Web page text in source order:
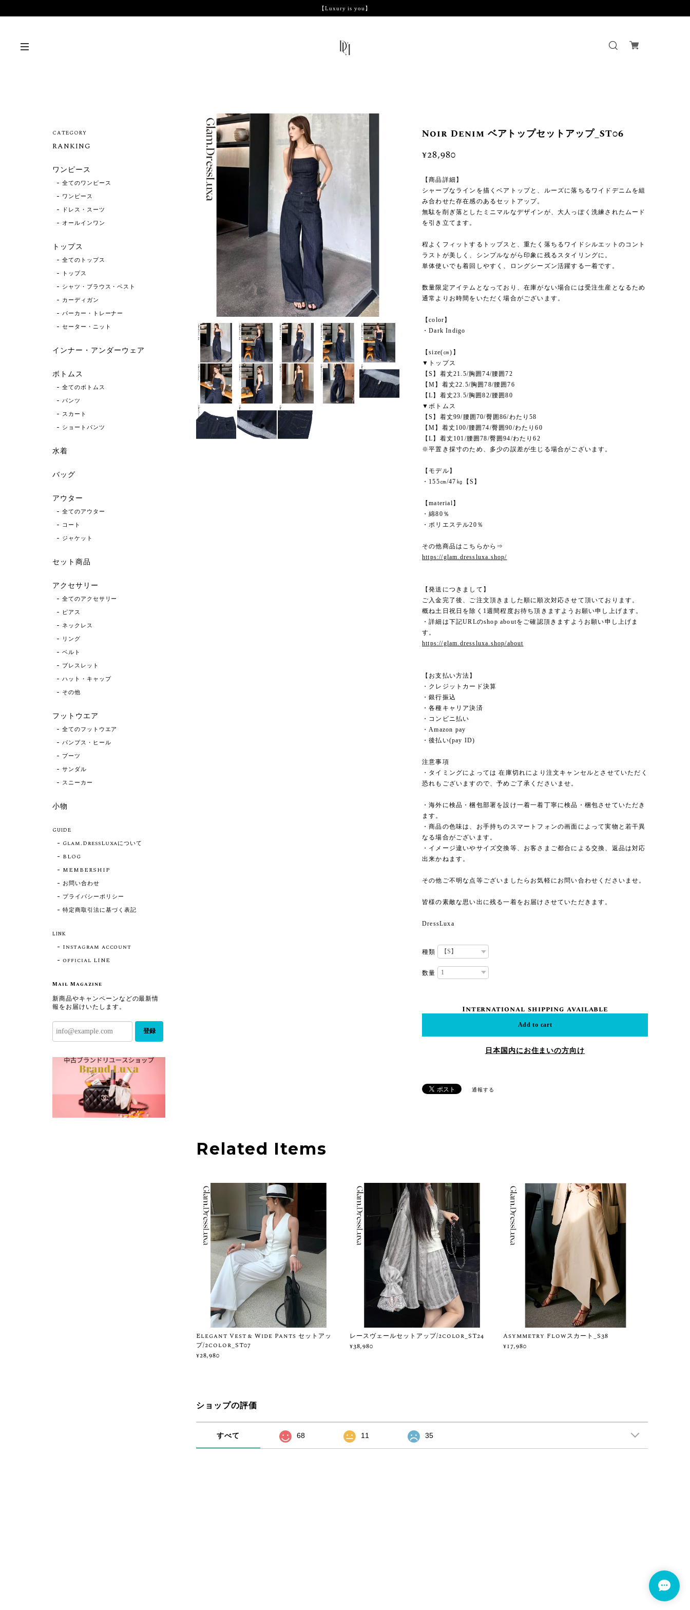
【Luxury is you】
Noir Denim ベアトップセットアップ_ST06
¥28,980
【商品詳細】
シャープなラインを描くベアトップと、ルーズに落ちるワイドデニムを組
み合わせた存在感のあるセットアップ。
無駄を削ぎ落としたミニマルなデザインが、大人っぽく洗練されたムード
を引き立てます。
程よくフィットするトップスと、重たく落ちるワイドシルエットのコント
ラストが美しく、シンプルながら印象に残るスタイリングに。
単体使いでも着回しやすく、ロングシーズン活躍する一着です。
数量限定アイテムとなっており、在庫がない場合には受注生産となるため
通常よりお時間をいただく場合がございます。
【color】
・Dark Indigo
【size(㎝)】
▼トップス
【S】着丈21.5/胸囲74/腰囲72
【M】着丈22.5/胸囲78/腰囲76
【L】着丈23.5/胸囲82/腰囲80
▼ボトムス
【S】着丈99/腰囲70/臀囲86/わたり58
【M】着丈100/腰囲74/臀囲90/わたり60
【L】着丈101/腰囲78/臀囲94/わたり62
※平置き採寸のため、多少の誤差が生じる場合がございます。
【モデル】
・155㎝/47㎏【S】
【material】
・綿80％
・ポリエステル20％
その他商品はこちらから⇒
https://glam.dressluxa.shop/
【発送につきまして】
ご入金完了後、ご注文頂きました順に順次対応させて頂いております。
概ね土日祝日を除く1週間程度お待ち頂きますようお願い申し上げます。
・詳細は下記URLのshop aboutをご確認頂きますようお願い申し上げま
す。
https://glam.dressluxa.shop/about
【お支払い方法】
・クレジットカード決算
・銀行振込
・各種キャリア決済
・コンビニ払い
・Amazon pay
・後払い(pay ID)
注意事項
・タイミングによっては 在庫切れにより注文キャンセルとさせていただく
恐れもございますので、予めご了承くださいませ。
・海外に検品・梱包部署を設け一着一着丁寧に検品・梱包させていただき
ます。
・商品の色味は、お手持ちのスマートフォンの画面によって実物と若干異
なる場合がございます。
・イメージ違いやサイズ交換等、お客さまご都合による交換、返品は対応
出来かねます。
その他ご不明な点等ございましたらお気軽にお問い合わせくださいませ。
皆様の素敵な思い出に残る一着をお届けさせていただきます。
DressLuxa
種類
数量
International shipping available
Add to cart
日本国内にお住まいの方向け
通報する
Related Items
Elegant Vest & Wide Pants セットアッ
プ/2color_ST07
¥28,980
レースヴェールセットアップ/2color_ST24
¥38,980
Asymmetry Flowスカート_S38
¥17,980
ショップの評価
すべて 68 11 35
CATEGORY
RANKING
ワンピース
全てのワンピース
ワンピース
ドレス・スーツ
オールインワン
トップス
全てのトップス
トップス
シャツ・ブラウス・ベスト
カーディガン
パーカー・トレーナー
セーター・ニット
インナー・アンダーウェア
ボトムス
全てのボトムス
パンツ
スカート
ショートパンツ
水着
バッグ
アウター
全てのアウター
コート
ジャケット
セット商品
アクセサリー
全てのアクセサリー
ピアス
ネックレス
リング
ベルト
ブレスレット
ハット・キャップ
その他
フットウエア
全てのフットウエア
パンプス・ヒール
ブーツ
サンダル
スニーカー
小物
GUIDE
Glam.DressLuxaについて
BLOG
MEMBERSHIP
お問い合わせ
プライバシーポリシー
特定商取引法に基づく表記
LINK
Instagram account
official LINE
Mail Magazine
新商品やキャンペーンなどの最新情
報をお届けいたします。
登録